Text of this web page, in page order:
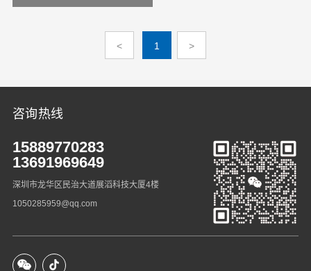
< 1 >
咨询热线
15889770283
13691969649
深圳市龙华区民治大道展滔科技大厦4楼
1050285959@qq.com